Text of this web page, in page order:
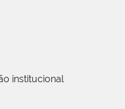
institucional